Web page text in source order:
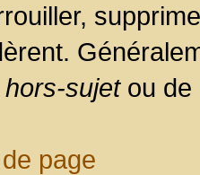
hors-sujetou de
page